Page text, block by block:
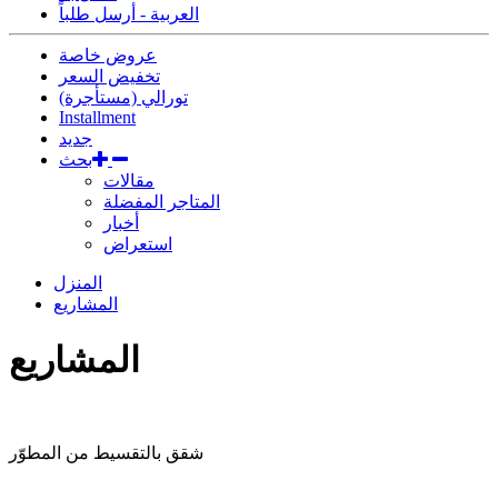
العربية - أرسل طلباً
عروض خاصة
تخفيض السعر
تورالي (مستأجرة)
Installment
جديد
بحث
مقالات
المتاجر المفضلة
أخبار
استعراض
المنزل
المشاريع
المشاريع
شقق بالتقسيط من المطوّر